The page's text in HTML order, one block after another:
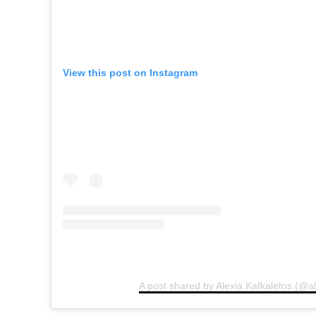
View this post on Instagram
A post shared by Alexia Kafkaletos